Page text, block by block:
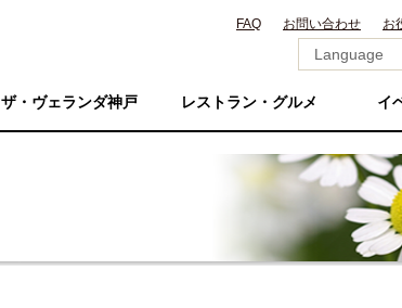
FAQ お問い合わせ お
ザ・ヴェランダ神戸 レストラン・グルメ イ